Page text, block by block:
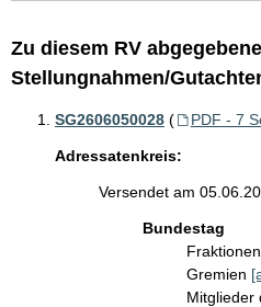
Zu diesem RV
Stellungnahmen/
SG2606050028 ( PDF - 7
Adressatenkreis:
Versendet am
Bundestag
Gremien
Mitglieder